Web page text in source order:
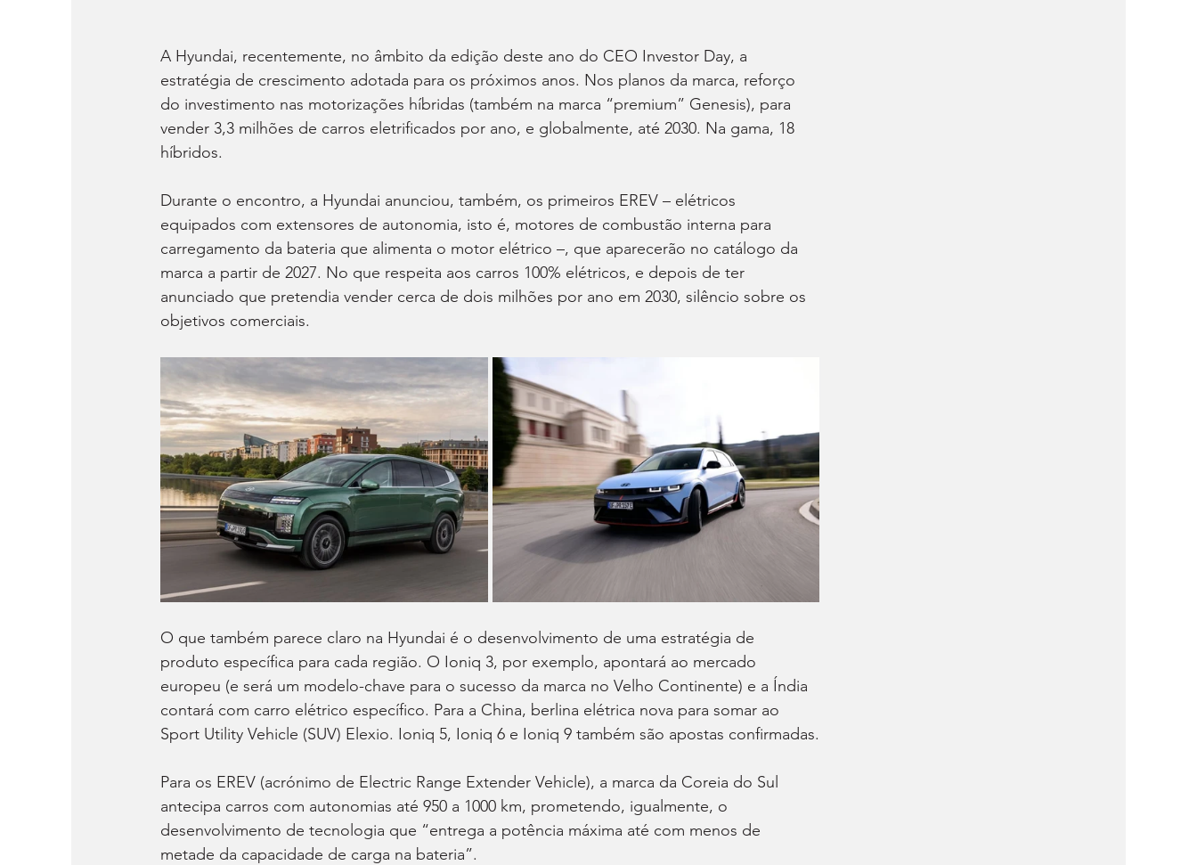
A Hyundai, recentemente, no âmbito da edição deste ano do CEO Investor Day, a
estratégia de crescimento adotada para os próximos anos. Nos planos da marca, reforço
do investimento nas motorizações híbridas (também na marca “premium” Genesis), para
vender 3,3 milhões de carros eletrificados por ano, e globalmente, até 2030. Na gama, 18
híbridos.
Durante o encontro, a Hyundai anunciou, também, os primeiros EREV – elétricos
equipados com extensores de autonomia, isto é, motores de combustão interna para
carregamento da bateria que alimenta o motor elétrico –, que aparecerão no catálogo da
marca a partir de 2027. No que respeita aos carros 100% elétricos, e depois de ter
anunciado que pretendia vender cerca de dois milhões por ano em 2030, silêncio sobre os
objetivos comerciais.
O que também parece claro na Hyundai é o desenvolvimento de uma estratégia de
produto específica para cada região. O Ioniq 3, por exemplo, apontará ao mercado
europeu (e será um modelo-chave para o sucesso da marca no Velho Continente) e a Índia
contará com carro elétrico específico. Para a China, berlina elétrica nova para somar ao
Sport Utility Vehicle (SUV) Elexio. Ioniq 5, Ioniq 6 e Ioniq 9 também são apostas confirmadas.
Para os EREV (acrónimo de Electric Range Extender Vehicle), a marca da Coreia do Sul
antecipa carros com autonomias até 950 a 1000 km, prometendo, igualmente, o
desenvolvimento de tecnologia que “entrega a potência máxima até com menos de
metade da capacidade de carga na bateria”.